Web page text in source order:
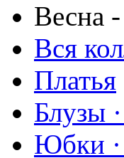
Весна
Вся
Платья
Блузы
Юбки ·